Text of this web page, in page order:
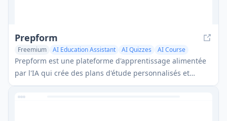
Prepform
Freemium AI Education Assistant AI Quizzes AI Course
Prepform est une plateforme d'apprentissage alimentée
par l'IA qui crée des plans d'étude personnalisés et
optimise l'apprentissage grâce à des recommandations
basées sur les données et à la répétition espacée.